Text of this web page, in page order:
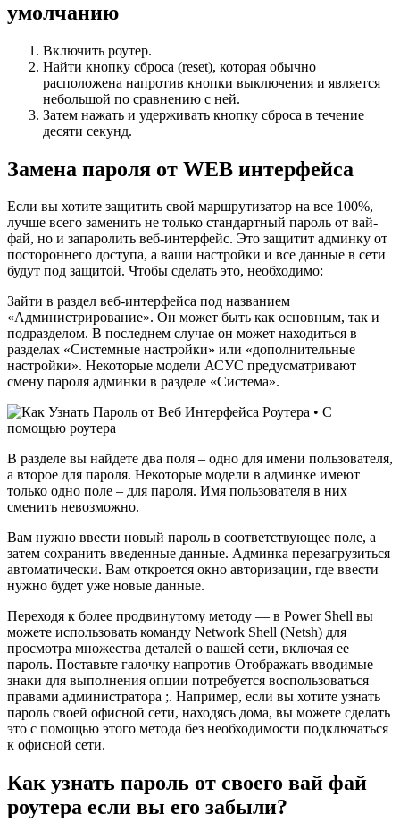
умолчанию
Включить роутер.
Найти кнопку сброса (reset), которая обычно
расположена напротив кнопки выключения и является
небольшой по сравнению с ней.
Затем нажать и удерживать кнопку сброса в течение
десяти секунд.
Замена пароля от WEB интерфейса
Если вы хотите защитить свой маршрутизатор на все 100%,
лучше всего заменить не только стандартный пароль от вай-
фай, но и запаролить веб-интерфейс. Это защитит админку от
постороннего доступа, а ваши настройки и все данные в сети
будут под защитой. Чтобы сделать это, необходимо:
Зайти в раздел веб-интерфейса под названием
«Администрирование». Он может быть как основным, так и
подразделом. В последнем случае он может находиться в
разделах «Системные настройки» или «дополнительные
настройки». Некоторые модели АСУС предусматривают
смену пароля админки в разделе «Система».
В разделе вы найдете два поля – одно для имени пользователя,
а второе для пароля. Некоторые модели в админке имеют
только одно поле – для пароля. Имя пользователя в них
сменить невозможно.
Вам нужно ввести новый пароль в соответствующее поле, а
затем сохранить введенные данные. Админка перезагрузиться
автоматически. Вам откроется окно авторизации, где ввести
нужно будет уже новые данные.
Переходя к более продвинутому методу — в Power Shell вы
можете использовать команду Network Shell (Netsh) для
просмотра множества деталей о вашей сети, включая ее
пароль. Поставьте галочку напротив Отображать вводимые
знаки для выполнения опции потребуется воспользоваться
правами администратора ;. Например, если вы хотите узнать
пароль своей офисной сети, находясь дома, вы можете сделать
это с помощью этого метода без необходимости подключаться
к офисной сети.
Как узнать пароль от своего вай фай
роутера если вы его забыли?